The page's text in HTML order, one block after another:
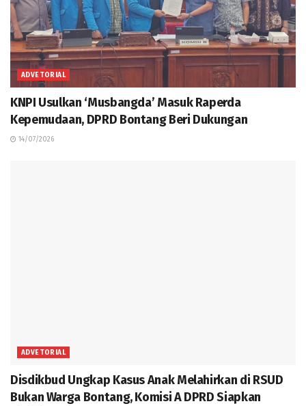
ADVETORIAL
KNPI Usulkan ‘Musbangda’ Masuk Raperda
Kepemudaan, DPRD Bontang Beri Dukungan
14/07/2026
ADVETORIAL
Disdikbud Ungkap Kasus Anak Melahirkan di RSUD
Bukan Warga Bontang, Komisi A DPRD Siapkan